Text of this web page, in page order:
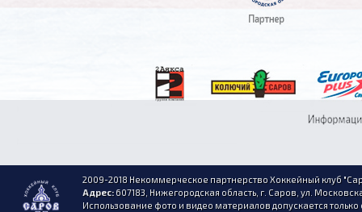
2009-2018 Некоммерческое партнерство Хоккейный клуб
Адрес:607183, Нижегородская область, г. Саров, ул.
Использование фото и видео материалов допускается